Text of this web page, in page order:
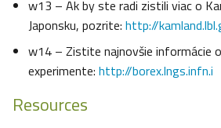
w13 – Ak by ste radi zistili viac o
Japonsku, pozrite: http://
w14 – Zistite najnovšie informácie
experimente: http://borex.lngs.infn.i
Resources